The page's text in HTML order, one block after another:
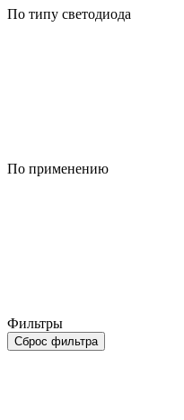
По типу светодиода
По применению
Фильтры
Сброс фильтра